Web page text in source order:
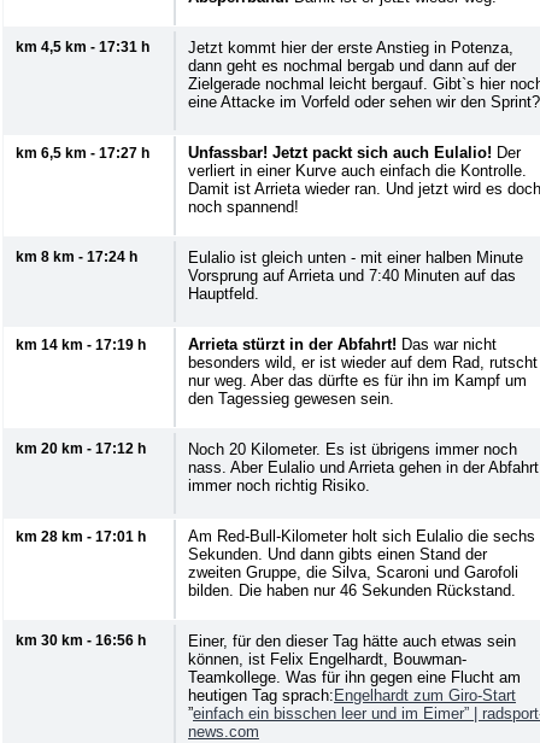
km 4,5 km - 17:31 h
Jetzt kommt hier der erste Anstieg in Potenza,
dann geht es nochmal bergab und dann auf der
Zielgerade nochmal leicht bergauf. Gibt`s hier
eine Attacke im Vorfeld oder sehen wir den Sprint?
km 6,5 km - 17:27 h Unfassbar! Jetzt packt sich auch Eulalio! Der
verliert in einer Kurve auch einfach die Kontrolle.
Damit ist Arrieta wieder ran. Und jetzt wird es doch
noch spannend!
km 8 km - 17:24 h
Eulalio ist gleich unten - mit einer halben Minute
Vorsprung auf Arrieta und 7:40 Minuten auf das
Hauptfeld.
km 14 km - 17:19 h Arrieta stürzt in der Abfahrt! Das war nicht
besonders wild, er ist wieder auf dem Rad, rutscht
nur weg. Aber das dürfte es für ihn im Kampf um
den Tagessieg gewesen sein.
km 20 km - 17:12 h
Noch 20 Kilometer. Es ist übrigens immer noch
nass. Aber Eulalio und Arrieta gehen in der Abfahrt
immer noch richtig Risiko.
km 28 km - 17:01 h
Am Red-Bull-Kilometer holt sich Eulalio die sechs
Sekunden. Und dann gibts einen Stand der
zweiten Gruppe, die Silva, Scaroni und Garofoli
bilden. Die haben nur 46 Sekunden Rückstand.
km 30 km - 16:56 h
Einer, für den dieser Tag hätte auch etwas sein
können, ist Felix Engelhardt, Bouwman-
Teamkollege. Was für ihn gegen eine Flucht am
heutigen Tag sprach: Engelhardt zum Giro-Start
”einfach ein bisschen leer und im Eimer” |
news.com